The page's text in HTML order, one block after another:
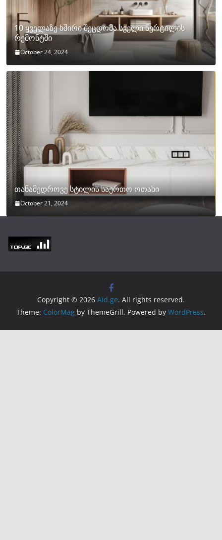
10 ყველაზე ხშირი შეცდომა სველი წერტილის
რემონტში
October 24, 2024
თანამედროვე სტილის საერთო ოთახი
October 21, 2024
Copyright © 2026 Aid.ge. All rights reserved.
Theme: ColorMag by ThemeGrill. Powered by WordPress.